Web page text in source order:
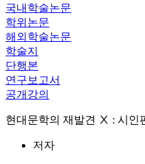
국내학술논문
학위논문
해외학술논문
학술지
단행본
연구보고서
공개강의
현대문학의 재발견 Ⅹ : 시인
저자